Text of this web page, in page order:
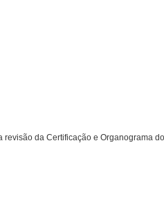
da Certificação e Organograma